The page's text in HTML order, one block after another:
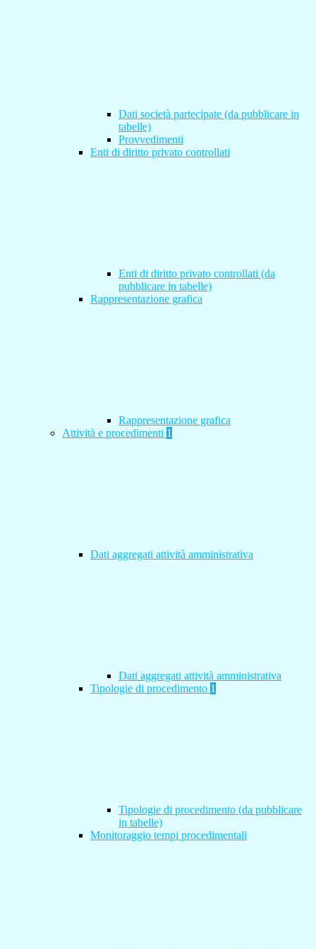
Dati società partecipate (da pubblicare in
tabelle)
Provvedimenti
Enti di diritto privato controllati
Enti di diritto privato controllati (da
pubblicare in tabelle)
Rappresentazione grafica
Rappresentazione grafica
Attività e procedimenti 1
Dati aggregati attività amministrativa
Dati aggregati attività amministrativa
Tipologie di procedimento 1
Tipologie di procedimento (da pubblicare
in tabelle)
Monitoraggio tempi procedimentali